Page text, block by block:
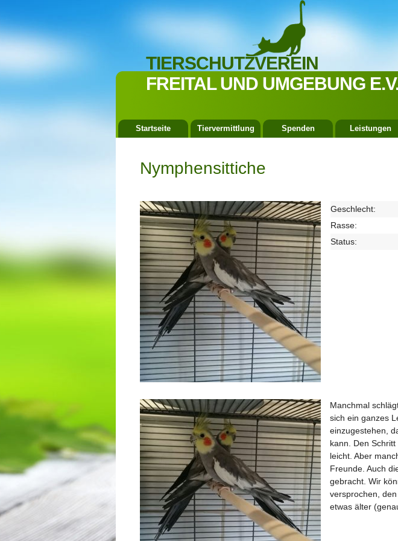
TIERSCHUTZVEREIN
FREITAL UND UMGEBUNG
Startseite Tiervermittlung Spenden Leistungen
Nymphensittiche
Geschlecht:
Rasse:
Status:
Manchmal
sich ein ganzes
einzugestehen,
kann. Den
leicht. Aber
Freunde. Auch
gebracht. Wir
versprochen,
etwas älter